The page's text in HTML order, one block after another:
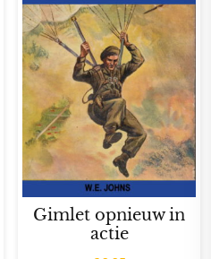
Gimlet opnieuw in
actie